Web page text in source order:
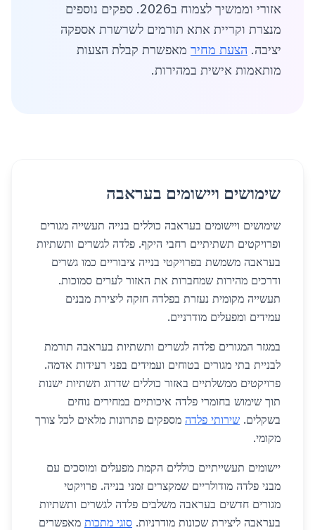
אזורי וממשיך לצמוח ב2026. ספקים נוספים
מנצרת וקריית אתא תורמים לשרשרת אספקה
יציבה. הצעת מחיר מאפשרת קבלת הצעות
מותאמות אישית במהירות.
שימושים ויישומים בעראבה
שימושים ויישומים בעראבה כוללים בנייה תעשייה מגורים
ופרויקטים תשתיתיים רחבי היקף. פלדה לגשרים ותשתיות
בעראבה משמשת בפרויקטי בנייה ציבוריים כמו גשרים
ודרכים מהירות שמחברות את האזור לערים סמוכות.
תעשייה מקומית נעזרת בפלדה חזקה ליצירת מבנים
עמידים ומפעלים מודרניים.
במגזר המגורים פלדה לגשרים ותשתיות בעראבה תורמת
לבניית בתי מגורים בטוחים ועמידים בפני רעידות אדמה.
פרויקטים ממשלתיים באזור כוללים שדרוג תשתיות ישנות
תוך שימוש בחומרי פלדה איכותיים במחירים נוחים
בשקלים. שירותי פלדה מספקים פתרונות מלאים לכל צורך
מקומי.
יישומים תעשייתיים כוללים הקמת מפעלים ומוסכים עם
מבני פלדה מודולריים שמקצרים זמני בנייה. פרויקטי
מגורים חדשים בעראבה משלבים פלדה לגשרים ותשתיות
בעראבה ליצירת שכונות מודרניות. סוגי מתכות מאפשרים